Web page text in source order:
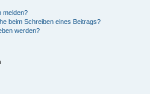
melden?
beim Schreiben eines Beitrags?
werden?